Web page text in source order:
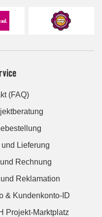
(FAQ)
Lieferung
Rechnung
Reklamation
& Kundenkonto-ID
Projekt-Marktplatz